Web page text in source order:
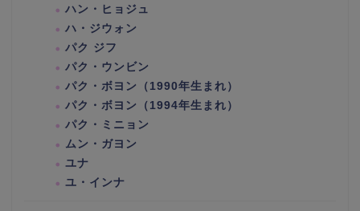
ハン・ヒョジュ
ハ・ジウォン
パク ジフ
パク・ウンビン
パク・ボヨン（1990年生まれ）
パク・ボヨン（1994年生まれ）
パク・ミニョン
ムン・ガヨン
ユナ
ユ・インナ